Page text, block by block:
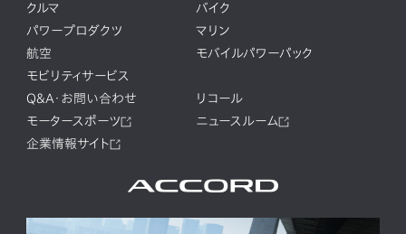
クルマ
バイク
パワープロダクツ
マリン
航空
モバイルパワーパック
モビリティサービス
Q&A・お問い合わせ
リコール
モータースポーツ
ニュースルーム
企業情報サイト